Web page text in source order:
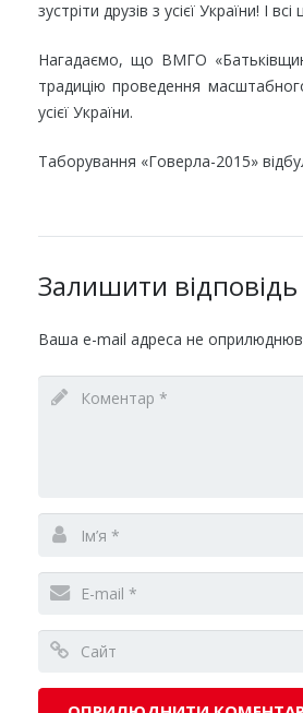
зустріти друзів з усієї України! І всі
Нагадаємо, що ВМГО
традицію проведення
усієї України.
Таборування «Говерла-2015»
Залишити відповідь
Ваша e-mail адреса не